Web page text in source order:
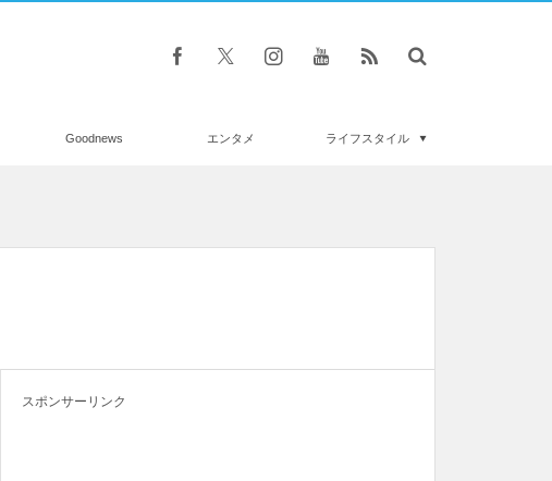
Goodnews エンタメ ライフスタイル
スポンサーリンク